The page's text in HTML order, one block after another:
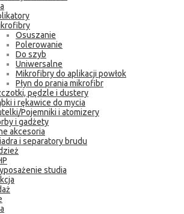
Osuszanie
Polerowanie
Do szyb
Uniwersalne
Mikrofibry do aplikacji powłok
Płyn do prania mikrofibr
pędzle i dustery
i rękawice do mycia
Pojemniki i atomizery
i gadżety
akcesoria
i separatory brudu
studia